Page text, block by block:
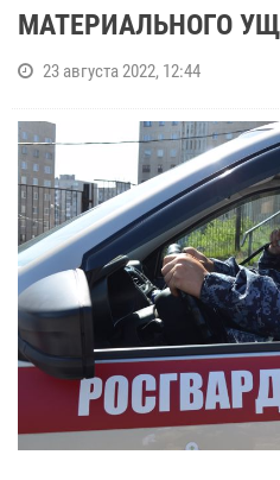
МАТЕРИАЛЬНОГО
23 августа 2022, 12:44